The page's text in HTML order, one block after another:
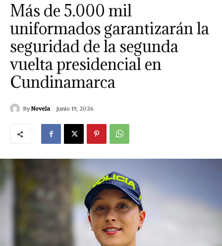
Más de 5.000 mil
uniformados garantizarán la
seguridad de la segunda
vuelta presidencial en
Cundinamarca
By Novela junio 19, 2026